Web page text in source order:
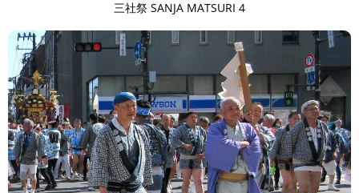
三社祭 SANJA MATSURI 4